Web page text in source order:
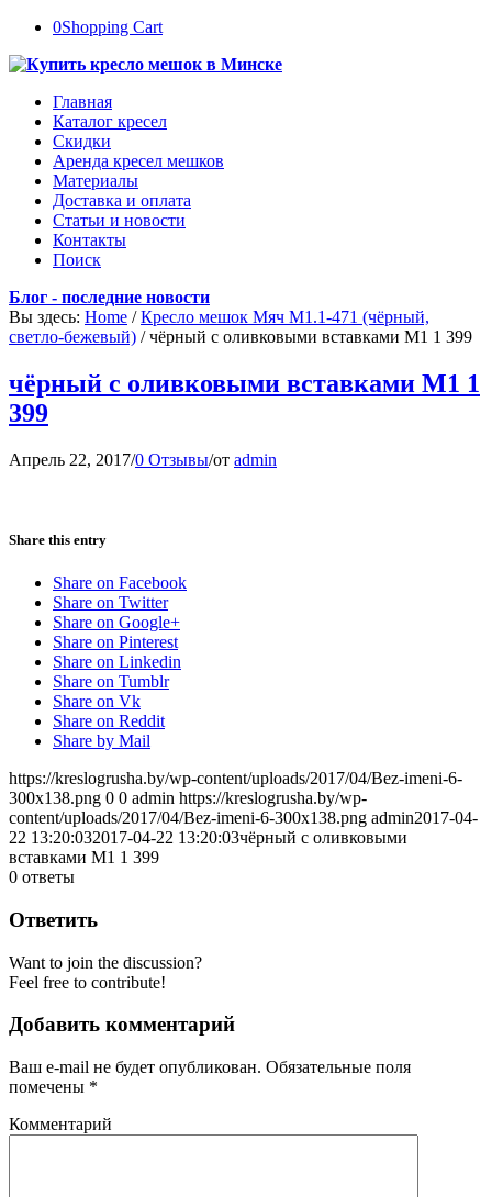
0Shopping Cart
Главная
Каталог кресел
Скидки
Аренда кресел мешков
Материалы
Доставка и оплата
Статьи и новости
Контакты
Поиск
Блог - последние новости
Вы здесь: Home / Кресло мешок Мяч М1.1-471 (чёрный,
светло-бежевый) / чёрный с оливковыми вставками М1 1 399
чёрный с оливковыми вставками М1 1
399
Апрель 22, 2017/0 Отзывы/от admin
Share this entry
Share on Facebook
Share on Twitter
Share on Google+
Share on Pinterest
Share on Linkedin
Share on Tumblr
Share on Vk
Share on Reddit
Share by Mail
https://kreslogrusha.by/wp-content/uploads/2017/04/Bez-imeni-6-
300x138.png 0 0 admin https://kreslogrusha.by/wp-
content/uploads/2017/04/Bez-imeni-6-300x138.png admin2017-04-
22 13:20:032017-04-22 13:20:03чёрный с оливковыми
вставками М1 1 399
0 ответы
Ответить
Want to join the discussion?
Feel free to contribute!
Добавить комментарий
Ваш e-mail не будет опубликован. Обязательные поля
помечены *
Комментарий